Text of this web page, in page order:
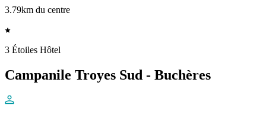
3.79km du centre
3 Étoiles Hôtel
Campanile Troyes Sud - Buchères